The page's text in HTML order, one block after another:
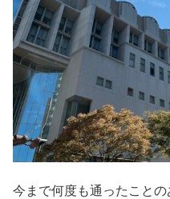
今まで何度も通ったこと